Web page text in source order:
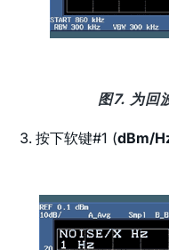
图7. 为回
按下软键#1 (dBm/